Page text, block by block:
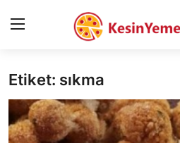
AnaSayfa
Gizlilik Sözleşmesi
Etiket: sıkma